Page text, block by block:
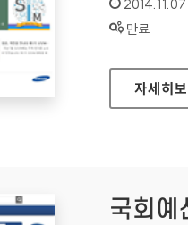
상태 :
만료
삼성이
자세히보
국회예